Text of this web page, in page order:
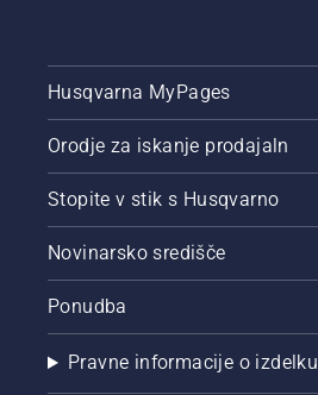
Husqvarna MyPages
Orodje za iskanje prodajaln
Stopite v stik s Husqvarno
Novinarsko središče
Ponudba
Pravne informacije o izdelku